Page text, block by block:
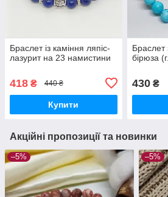
Браслет із каміння ляпіс-
лазурит на 23 намистини
418 ₴ 440 ₴
Купити
бірюза
430₴
Акційні пропозиції та новинки
–5% –5%